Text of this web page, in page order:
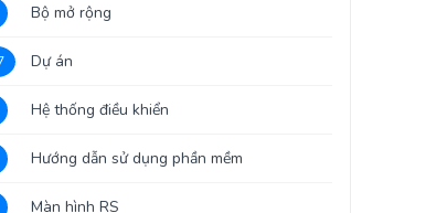
Bộ mở rộng
Dự án
Hệ thống điều khiển
Hướng dẫn sử dụng phần mềm
Màn hình RS